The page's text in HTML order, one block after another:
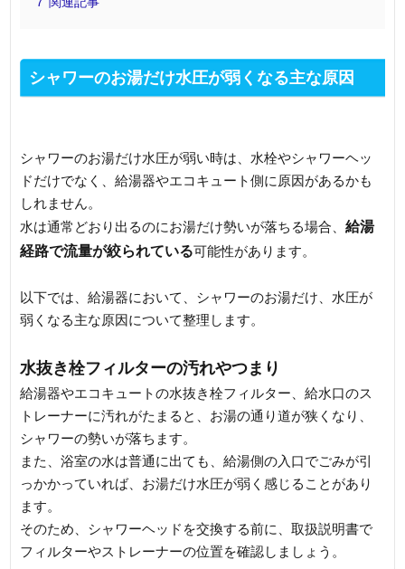
シャワーのお湯だけ水圧が弱くなる主な原因
シャワーのお湯だけ水圧が弱い時は、水栓やシャワーヘッ
ドだけでなく、給湯器やエコキュート側に原因があるかも
しれません。
水は通常どおり出るのにお湯だけ勢いが落ちる場合、給湯
経路で流量が絞られている可能性があります。
以下では、給湯器において、シャワーのお湯だけ、水圧が
弱くなる主な原因について整理します。
水抜き栓フィルターの汚れやつまり
給湯器やエコキュートの水抜き栓フィルター、給水口のス
トレーナーに汚れがたまると、お湯の通り道が狭くなり、
シャワーの勢いが落ちます。
また、浴室の水は普通に出ても、給湯側の入口でごみが引
っかかっていれば、お湯だけ水圧が弱く感じることがあり
ます。
そのため、シャワーヘッドを交換する前に、取扱説明書で
フィルターやストレーナーの位置を確認しましょう。